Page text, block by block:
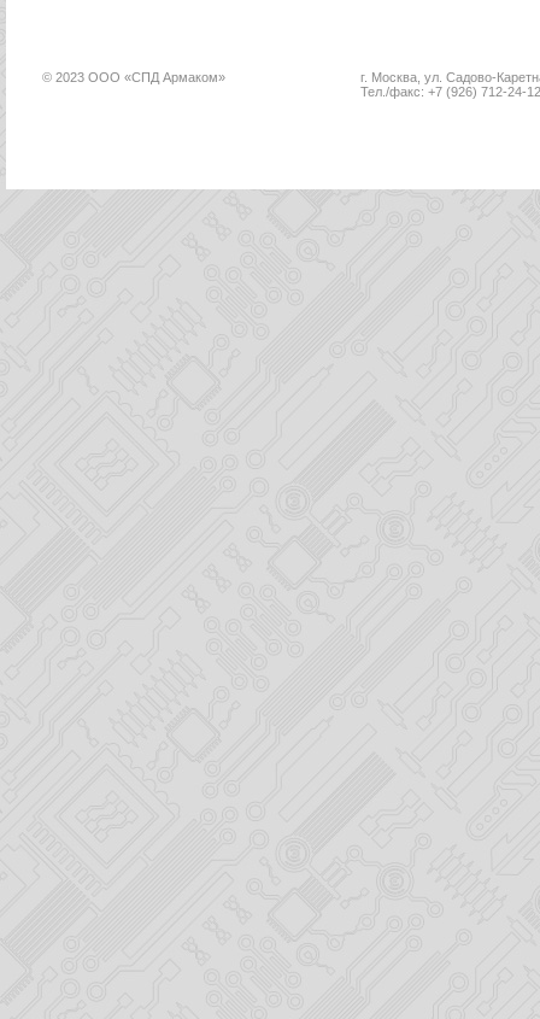
© 2023 ООО «СПД Армаком»
г. Москва, ул. Садово-
Тел./факс: +7 (926) 712-24-12